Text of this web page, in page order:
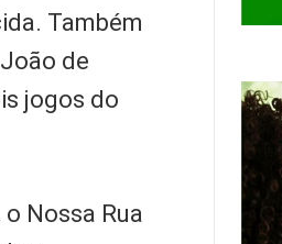
Também
de
jogos do
Nossa Rua